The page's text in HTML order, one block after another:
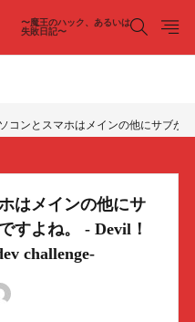
〜魔王のハック、あるいは
失敗日記〜
コンとスマホはメインの他にサブが
はメインの他にサ
すよね。 - Devil！
challenge-